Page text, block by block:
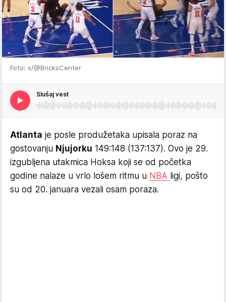
Foto: x/@BricksCenter
Slušaj vest
Atlanta je posle produžetaka upisala poraz na
gostovanju Njujorku 149:148 (137:137). Ovo je 29.
izgubljena utakmica Hoksa koji se od početka
godine nalaze u vrlo lošem ritmu u NBA ligi, pošto
su od 20. januara vezali osam poraza.